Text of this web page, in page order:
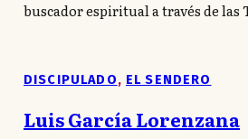
buscador espiritual a través de las
DISCIPULADO, EL SENDERO
Luis García Lorenzana